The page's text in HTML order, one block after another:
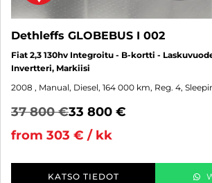
Dethleffs GLOBEBUS I 002
Fiat 2,3 130hv Integroitu - B-kortti -
Invertteri, Markiisi
2008 , Manual, Diesel, 164 000 km, Reg. 4,
37 800 €33 800 €
from 303 € / kk
KATSO TIEDOT